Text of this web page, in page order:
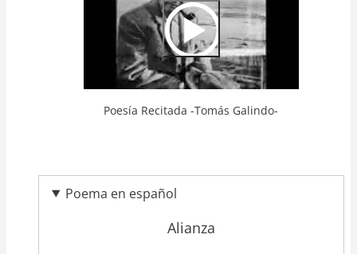
Poesía Recitada -Tomás Galindo-
Poema en español
Alianza